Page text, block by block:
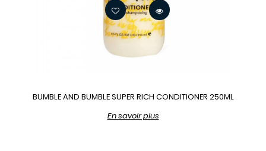
BUMBLE AND BUMBLE SUPER RICH CONDITIONER 250ML
En savoir plus